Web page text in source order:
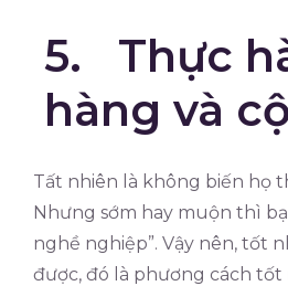
5. Thực
hàng và
Tất nhiên là không biến họ
Nhưng sớm hay muộn thì
nghề nghiệp”. Vậy nên, tốt
được, đó là phương cách